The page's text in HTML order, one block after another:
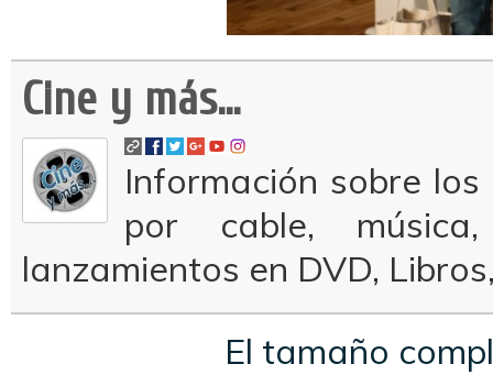
Cine y más...
Información sobre
por cable,
lanzamientos en DVD,
El tamaño